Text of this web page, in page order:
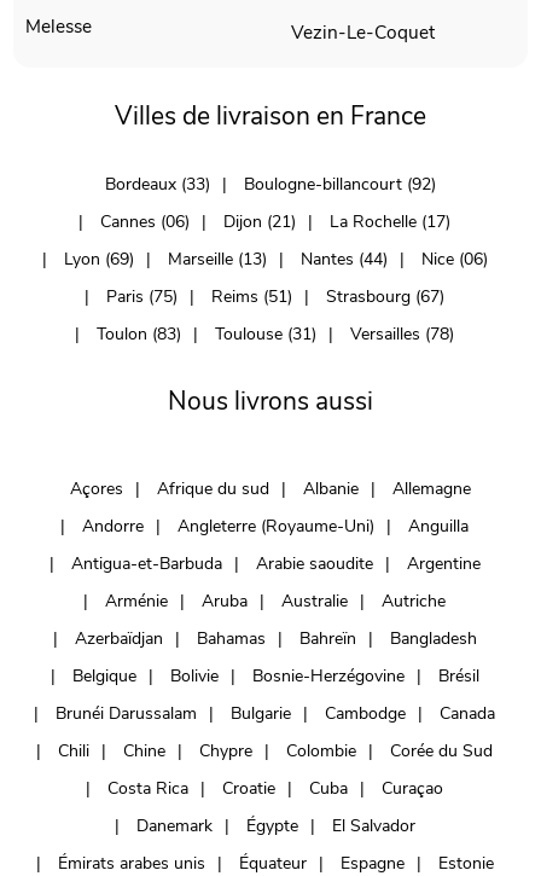
Melesse
Vezin-Le-Coquet
Villes de livraison en France
Bordeaux (33)
Boulogne-billancourt (92)
Cannes (06)
Dijon (21)
La Rochelle (17)
Lyon (69)
Marseille (13) Nantes (44)
Nice (06)
Paris (75)
Reims (51)
Strasbourg (67)
Toulon (83)
Toulouse (31) Versailles (78)
Nous livrons aussi
Açores Afrique du sud Albanie
Allemagne
Andorre
Angleterre (Royaume-Uni)
Anguilla
Antigua-et-Barbuda
Arabie saoudite
Argentine
Arménie
Aruba Australie
Autriche
Azerbaïdjan
Bahamas Bahreïn
Bangladesh
Belgique
Bolivie Bosnie-Herzégovine
Brésil
Brunéi Darussalam
Bulgarie Cambodge
Canada
Chili
Chine Chypre Colombie
Corée du Sud
Costa Rica
Croatie Cuba
Curaçao
Danemark
Égypte
El Salvador
Émirats arabes unis
Équateur Espagne
Estonie